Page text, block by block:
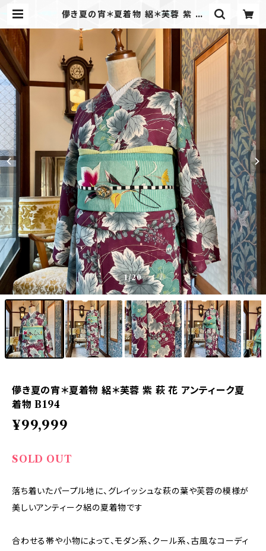
儚き夏の宵＊夏着物 絽＊芙蓉 紫 萩
ono tento
1/20
儚き夏の宵＊夏着物 絽＊芙蓉 紫 萩 花 アンティーク夏
着物 B194
¥99,999
SOLD OUT
落ち着いたパープル地に、グレイッシュな萩の葉や芙蓉の模様が
美しいアンティーク絽の夏着物です
合わせる帯や小物によって、モダン系、クール系、古風なコーディ